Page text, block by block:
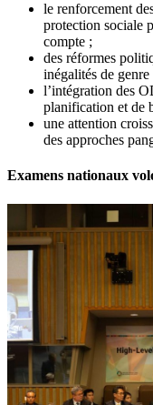
le renforcement
protection sociale
compte ;
des réformes
inégalités de
l’intégration des
planification et de
une attention
des approches
Examens nationaux